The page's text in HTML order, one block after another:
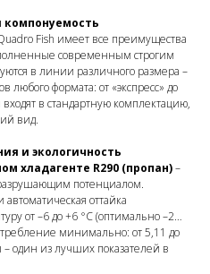
компонуемость
Fish имеет все преимущества
современным строгим
в линии различного размера –
формата: от «экспресс» до
в стандартную комплектацию,
вид.
и экологичность
хладагенте R290 (пропан)–
потенциалом.
оттайка
от –6 до +6 °C (оптимально –2…
минимально: от 5,11 до
– один из лучших показателей в